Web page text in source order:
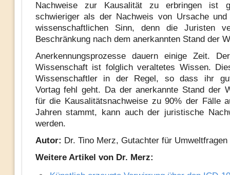
Nachweise zur Kausalität zu erbringen ist
schwieriger als der Nachweis von Ursache
wissenschaftlichen Sinn, denn die Juristen
Beschränkung nach dem anerkannten Stand der
Anerkennungsprozesse dauern einige Zeit.
Wissenschaft ist folglich veraltetes Wissen.
Wissenschaftler in der Regel, so dass ihr
Vortag fehl geht. Da der anerkannte Stand der
für die Kausalitätsnachweise zu 90% der Fälle
Jahren stammt, kann auch der juristische
werden.
Autor: Dr. Tino Merz, Gutachter für Umweltfragen
Weitere Artikel von Dr. Merz: